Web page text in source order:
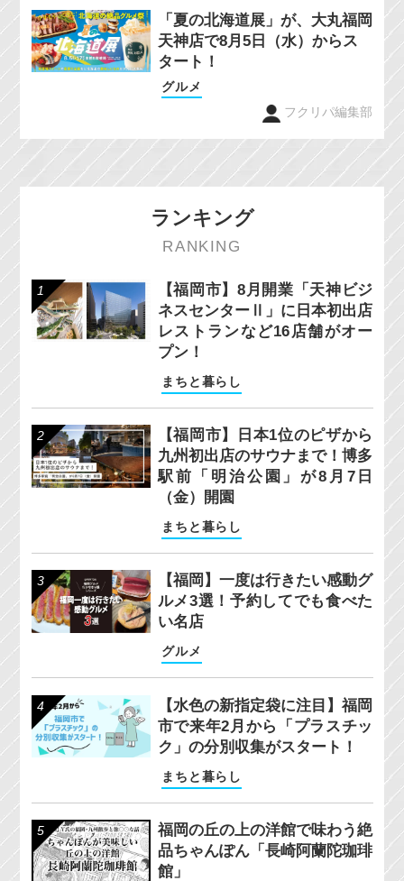
「夏の北海道展」が、大丸福岡
天神店で8月5日（水）からス
タート！
グルメ
フクリパ編集部
ランキング
RANKING
【福岡市】8月開業「天神ビジ
ネスセンターⅡ」に日本初出店
レストランなど16店舗がオー
プン！
まちと暮らし
【福岡市】日本1位のピザから
九州初出店のサウナまで！博多
駅前「明治公園」が8月7日
（金）開園
まちと暮らし
【福岡】一度は行きたい感動グ
ルメ3選！予約してでも食べた
い名店
グルメ
【水色の新指定袋に注目】福岡
市で来年2月から「プラスチッ
ク」の分別収集がスタート！
まちと暮らし
福岡の丘の上の洋館で味わう絶
品ちゃんぽん「長崎阿蘭陀珈琲
館」